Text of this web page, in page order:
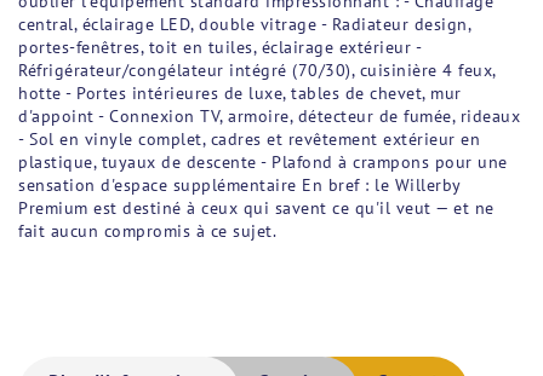
central, éclairage LED, double vitrage - Radiateur design,
portes-fenêtres, toit en tuiles, éclairage extérieur -
Réfrigérateur/congélateur intégré (70/30), cuisinière 4 feux,
hotte - Portes intérieures de luxe, tables de chevet, mur
d'appoint - Connexion TV, armoire, détecteur de fumée, rideaux
- Sol en vinyle complet, cadres et revêtement extérieur en
plastique, tuyaux de descente - Plafond à crampons pour une
sensation d'espace supplémentaire En bref : le Willerby
Premium est destiné à ceux qui savent ce qu'il veut — et ne
fait aucun compromis à ce sujet.